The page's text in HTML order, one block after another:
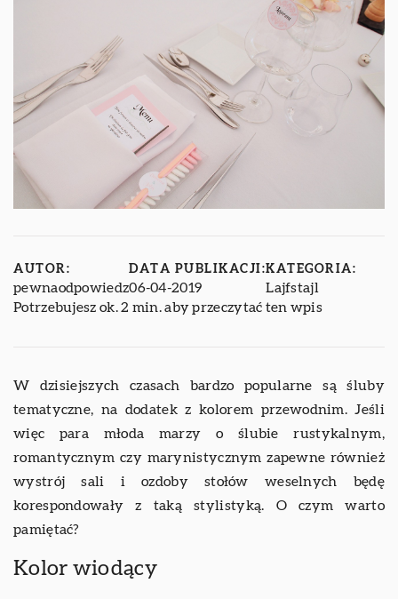
AUTOR:
pewnaodpowiedz
DATA PUBLIKACJI:
06-04-2019
KATEGORIA:
Lajfstajl
Potrzebujesz ok. 2 min. aby przeczytać ten wpis
W dzisiejszych czasach bardzo popularne są śluby
tematyczne, na dodatek z kolorem przewodnim. Jeśli
więc para młoda marzy o ślubie rustykalnym,
romantycznym czy marynistycznym zapewne również
wystrój sali i ozdoby stołów weselnych będę
korespondowały z taką stylistyką. O czym warto
pamiętać?
Kolor wiodący